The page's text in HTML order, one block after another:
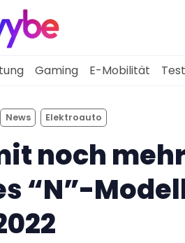
Aktuelles
Gaming E-Mobilität
News Elektroauto
noch
“N”-